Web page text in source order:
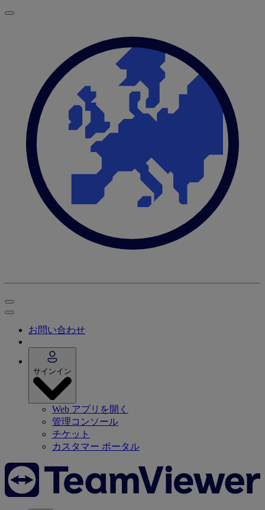
お問い合わせ
サインイン
Web アプリを開く
管理コンソール
チケット
カスタマー ポータル